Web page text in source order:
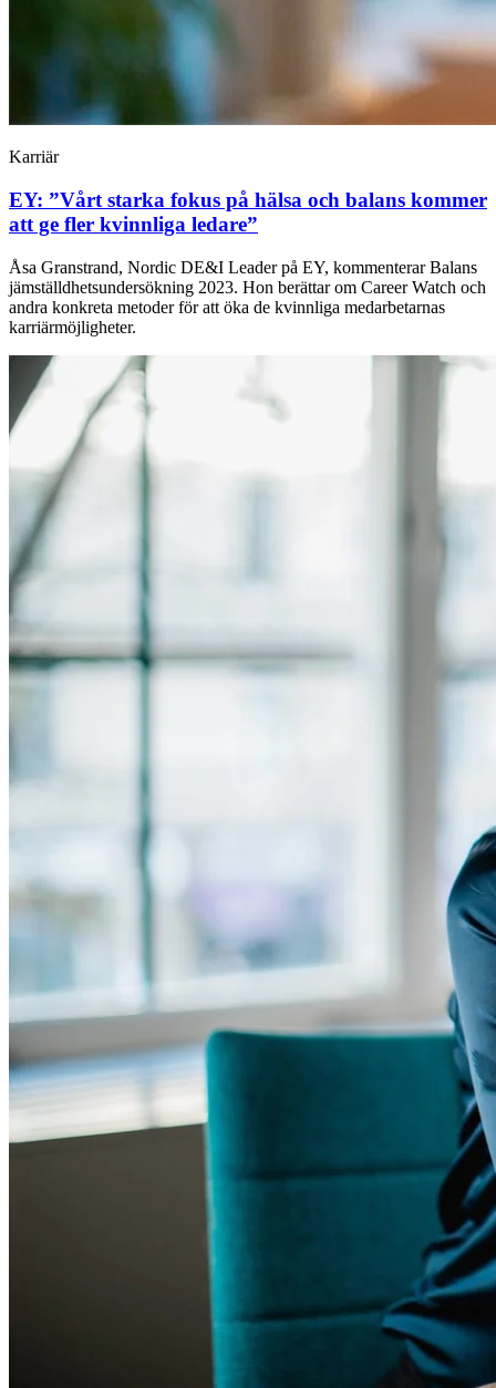
Karriär
EY: ”Vårt starka fokus på hälsa och balans kommer
att ge fler kvinnliga ledare”
Åsa Granstrand, Nordic DE&I Leader på EY, kommenterar Balans
jämställdhetsundersökning 2023. Hon berättar om Career Watch och
andra konkreta metoder för att öka de kvinnliga medarbetarnas
karriärmöjligheter.